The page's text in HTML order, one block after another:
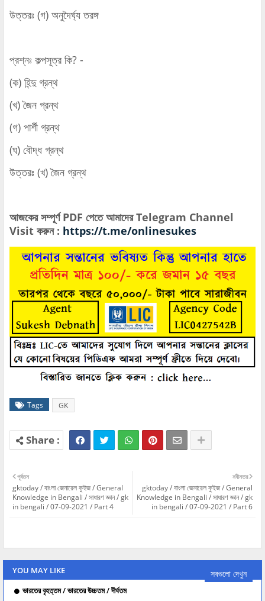
উত্তরঃ (গ) অনুদৈর্ঘ্য তরঙ্গ
প্রশ্নঃ কল্পসূত্র কি? -
(ক) হিন্দু গ্রন্থ
(খ) জৈন গ্রন্থ
(গ) পার্শী গ্রন্থ
(ঘ) বৌদ্ধ গ্রন্থ
উত্তরঃ (খ) জৈন গ্রন্থ
আজকের সম্পূর্ণ PDF পেতে আমাদের Telegram Channel
Visit করুন : https://t.me/onlinesukes
Tags GK
নবীনতর
gktoday / বাংলা জেনারেল কুইজ / General
Knowledge in Bengali / সাধারণ জ্ঞান / gk
in bengali / 07-09-2021 / Part 6
পূর্বতন
gktoday / বাংলা জেনারেল কুইজ / General
Knowledge in Bengali / সাধারণ জ্ঞান / gk
in bengali / 07-09-2021 / Part 4
YOU MAY LIKE সবগুলো দেখুন
ভারতের বৃহত্তম / ভারতের উচ্চতম / দীর্ঘতম